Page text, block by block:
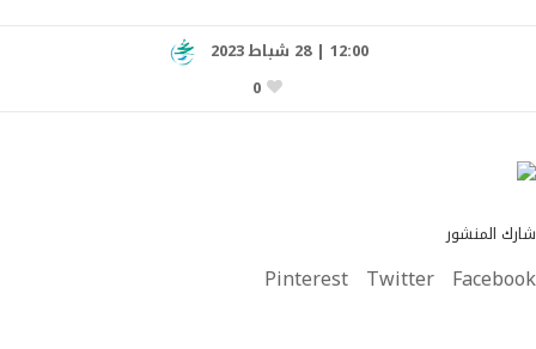
12:00 | 28 شباط 2023
0
شارك المنشور
Facebook
Twitter
Pinterest